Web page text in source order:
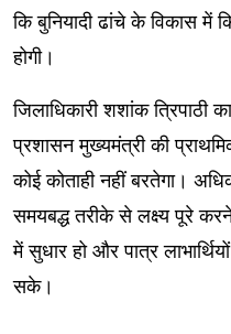
कि बुनियादी ढांचे के विकास में
होगी।
जिलाधिकारी शशांक त्रिपाठी
प्रशासन मुख्यमंत्री की
कोई कोताही नहीं बरतेगा।
समयबद्ध तरीके से लक्ष्य पूरे
में सुधार हो और पात्र
सके।